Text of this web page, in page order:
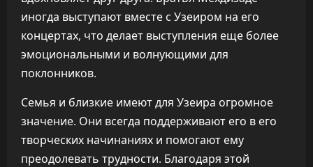
иногда выступают вместе с Узеиром на его
концертах, что делает выступления еще более
эмоциональными и волнующими для
поклонников.
Семья и близкие имеют для Узеира огромное
значение. Они всегда поддерживают его в его
творческих начинаниях и помогают ему
преодолевать трудности. Благодаря этой